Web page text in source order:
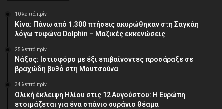
10 λεπτά πρίν
Κίνα: Πάνω από 1.300 πτήσεις ακυρώθηκαν στη Σαγκάη
λόγω τυφώνα Dolphin – Μαζικές εκκενώσεις
25 λεπτά πρίν
Νάξος: Ιστιοφόρο με έξι επιβαίνοντες προσάραξε σε
βραχώδη βυθό στη Μουτσούνα
34 λεπτά πρίν
Ολική έκλειψη Ηλίου στις 12 Αυγούστου: Η Ευρώπη
ετοιμάζεται για ένα σπάνιο ουράνιο θέαμα